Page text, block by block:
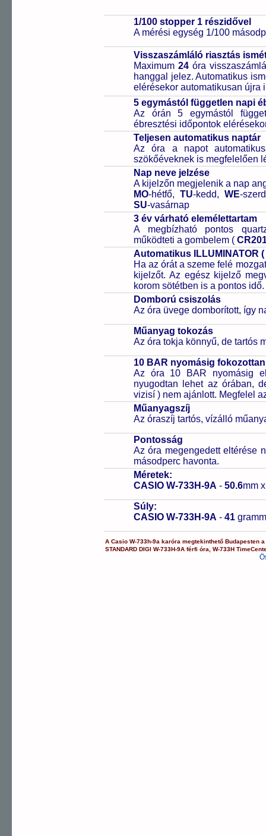
1/100 stopper 1 részidővel
A mérési egység 1/100
Visszaszámláló riasztás
Maximum24 óra
hanggal jelez. Automatikus
elérésekor automatikusan újra
5 egymástól független napi
Az órán 5 egymástól
ébresztési időpontok
Teljesen automatikus naptár
Az óra a napot
szökőéveknek is megfelelően
Nap neve jelzése
A kijelzőn megjelenik a nap
MO-hétfő,TU-kedd,WE-
SU-vasárnap
3 év várható elemélettartam
A megbízható pontos
működteti a gombelem (
Automatikus ILLUMINATOR
Ha az órát a szeme felé
kijelzőt. Az egész kijelző
korom sötétben is a pontos idő.
Domború csiszolás
Az óra üvege domborított, így
Műanyag tokozás
Az óra tokja könnyű, de tartós
10 BAR nyomásig
Az óra 10 BAR nyomásig
nyugodtan lehet az órában,
vizisí ) nem ajánlott. Megfelel
Műanyagszíj
Az óraszíj tartós, vízálló
Pontosság
Az óra megengedett eltérése
másodperc havonta.
Méretek:
CASIO W-733H-9A - 50.6mm
Súly:
CASIO W-733H-9A - 41 gramm
ACasio W-733h-9a karóra megtekinthető Budapesten
STANDARD DIGI W-733H-9A férfi óra ,W-733H